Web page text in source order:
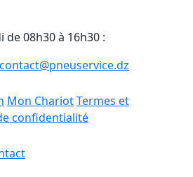
de 08h30 à 16h30 :
contact@pneuservice.dz
Mon ChariotTermes et
confidentialité